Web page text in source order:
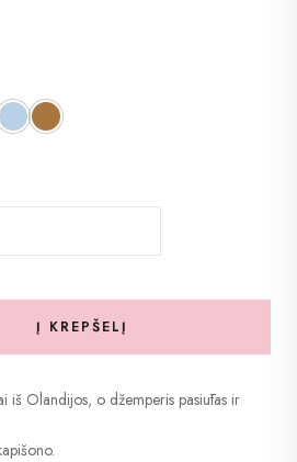
Serene Blue
Camel
Į KREPŠELĮ
iš Olandijos, o džemperis pasiūtas ir